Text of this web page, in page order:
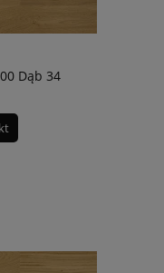
Dąb 34